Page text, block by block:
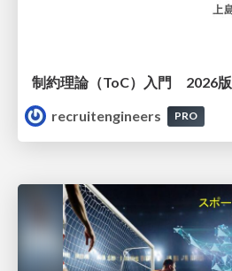
制約理論（ToC）入門 2026版
recruitengineers
PRO